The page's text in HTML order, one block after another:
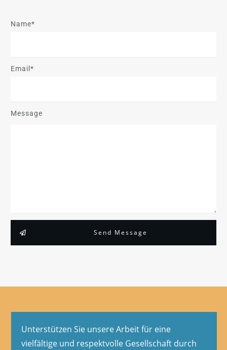
Name*
Email*
Message
Send Message
Unterstützen Sie unsere Arbeit für eine
vielfältige und respektvolle Gesellschaft durch